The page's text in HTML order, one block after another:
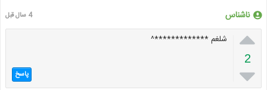
ناشناس 4 سال قبل

2

شلغم *************^
پاسخ